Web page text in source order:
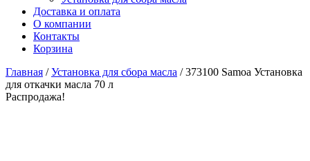
Доставка и оплата
О компании
Контакты
Корзина
Главная /Установка для сбора масла / 373100 Samoa Установка
для откачки масла 70 л
Распродажа!